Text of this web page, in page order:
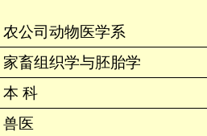
农公司动物医学系
家畜组织学与胚胎学
本科
兽医